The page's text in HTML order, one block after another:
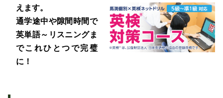
えます。
通学途中や隙間時間で
英単語～リスニングま
でこれひとつで完璧
に！